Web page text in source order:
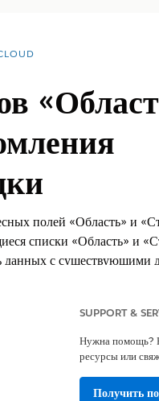
полей «Область» и
списки «Область» и
данных с
SUPPORT &
Нужна помощь?
ресурсы или
Получить